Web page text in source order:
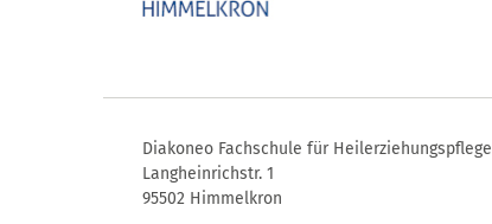
Diakoneo Fachschule für Heilerziehungspflege
Langheinrichstr. 1
95502 Himmelkron